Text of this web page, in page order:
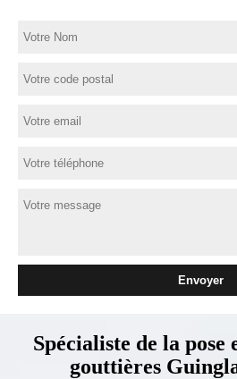
Spécialiste de la pose
gouttières